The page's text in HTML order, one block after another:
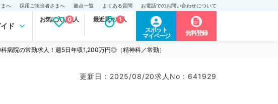
まへ 採用ご担当者さまへ 拠点一覧 よくある質問 お電話でのお問い合わせについて
ド
お気に入り求人
0 最近見た求人
1
スポット
マイページ
無料登録
病院の常勤求人！週5日年収1,200万円◎（精神科／常勤）
更新日 : 2025/08/20求人No : 641929